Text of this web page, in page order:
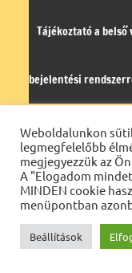
Tájékoztató a belső
bejelentési
Napi
Weboldalunkon
legmegfelelőbb
megjegyezzük az
A "Elogadom
MINDEN cookie
menüpontban
Beállítások